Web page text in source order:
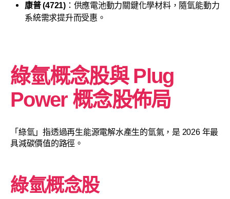
康普 (4721)：供應電池動力關鍵化學材料，隨氫能動力
系統需求提升而受惠。
綠氫概念股與 Plug
Power 概念股佈局
「綠氫」指透過再生能源電解水產生的氫氣，是 2026 年最
具減碳價值的路徑。
綠氫概念股